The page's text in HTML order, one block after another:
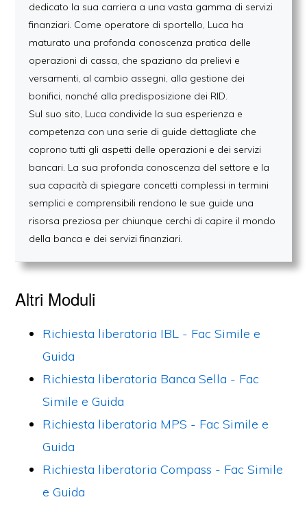
dedicato la sua carriera a una vasta gamma di servizi
finanziari. Come operatore di sportello, Luca ha
maturato una profonda conoscenza pratica delle
operazioni di cassa, che spaziano da prelievi e
versamenti, al cambio assegni, alla gestione dei
bonifici, nonché alla predisposizione dei RID.
Sul suo sito, Luca condivide la sua esperienza e
competenza con una serie di guide dettagliate che
coprono tutti gli aspetti delle operazioni e dei servizi
bancari. La sua profonda conoscenza del settore e la
sua capacità di spiegare concetti complessi in termini
semplici e comprensibili rendono le sue guide una
risorsa preziosa per chiunque cerchi di capire il mondo
della banca e dei servizi finanziari.
Altri Moduli
Richiesta liberatoria IBL​ - Fac Simile e
Guida
Richiesta liberatoria Banca Sella - Fac
Simile e Guida
Richiesta liberatoria MPS - Fac Simile e
Guida
Richiesta liberatoria Compass​ - Fac Simile
e Guida